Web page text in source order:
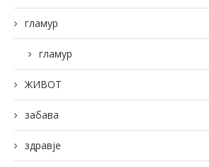
гламур
гламур
ЖИВОТ
забава
здравје